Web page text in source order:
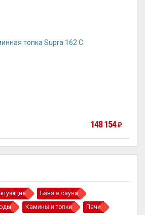
Баня и сауна
Камины и топки
Печи
148 154₽